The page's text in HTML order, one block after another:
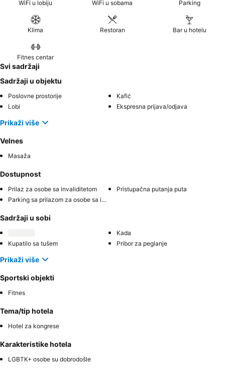
WiFi u lobiju WiFi u sobama Parking
Klima Restoran Bar u hotelu
Fitnes centar
Svi sadržaji
Sadržaji u objektu
Poslovne prostorije
Kafić
Lobi
Ekspresna prijava/odjava
Prikaži više
Velnes
Masaža
Dostupnost
Prilaz za osobe sa invaliditetom
Pristupačna putanja puta
Parking sa prilazom za osobe sa invaliditetom
Sadržaji u sobi
Kada
Kupatilo sa tušem
Pribor za peglanje
Prikaži više
Sportski objekti
Fitnes
Tema/tip hotela
Hotel za kongrese
Karakteristike hotela
LGBTK+ osobe su dobrodošle